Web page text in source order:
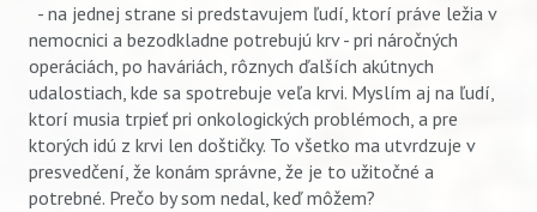
- na jednej strane si predstavujem ľudí, ktorí práve ležia v
nemocnici a bezodkladne potrebujú krv - pri náročných
operáciách, po haváriách, rôznych ďalších akútnych
udalostiach, kde sa spotrebuje veľa krvi. Myslím aj na ľudí,
ktorí musia trpieť pri onkologických problémoch, a pre
ktorých idú z krvi len doštičky. To všetko ma utvrdzuje v
presvedčení, že konám správne, že je to užitočné a
potrebné. Prečo by som nedal, keď môžem?